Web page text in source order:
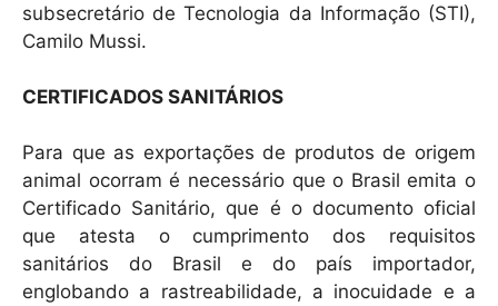
subsecretário de Tecnologia da Informação (STI),
Camilo Mussi.
CERTIFICADOS SANITÁRIOS
Para que as exportações de produtos de origem
animal ocorram é necessário que o Brasil emita o
Certificado Sanitário, que é o documento oficial
que atesta o cumprimento dos requisitos
sanitários do Brasil e do país importador,
englobando a rastreabilidade, a inocuidade e a